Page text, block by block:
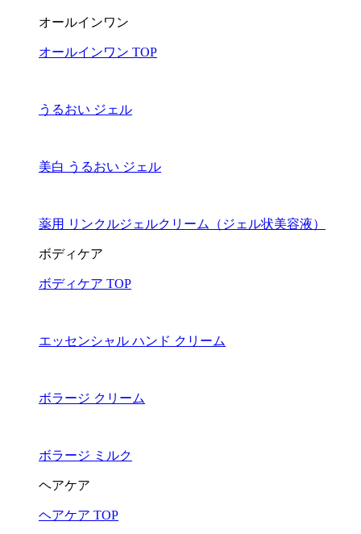
オールインワン
オールインワン TOP
うるおい ジェル
美白 うるおい ジェル
薬用 リンクルジェルクリーム（ジェル状美容液）
ボディケア
ボディケア TOP
エッセンシャル ハンド クリーム
ボラージ クリーム
ボラージ ミルク
ヘアケア
ヘアケア TOP